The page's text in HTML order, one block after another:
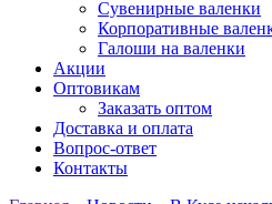
Сувенирные валенки
Корпоративные
Галоши на валенки
Акции
Оптовикам
Заказать оптом
Доставка и оплата
Вопрос-ответ
Контакты